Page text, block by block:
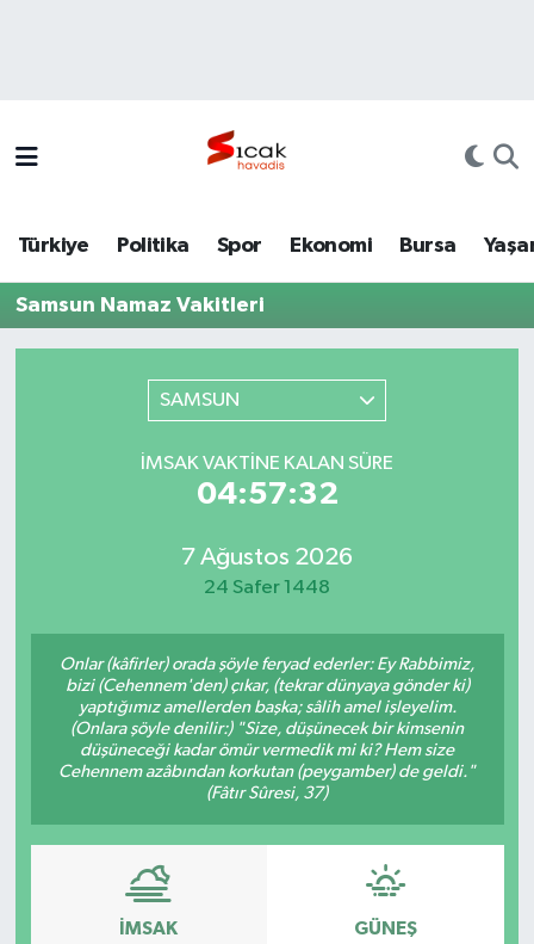
Türkiye Politika Spor Ekonomi Bursa
Samsun Namaz Vakitleri
SAMSUN
İMSAK VAKTINE KALAN SÜRE
04:57:32
7 Ağustos 2026
24 Safer 1448
Onlar (kâfirler) orada şöyle feryad ederler: Ey Rabbimiz,
bizi (Cehennem'den) çıkar, (tekrar dünyaya gönder ki)
yaptığımız amellerden başka; sâlih amel işleyelim.
(Onlara şöyle denilir:) "Size, düşünecek bir kimsenin
düşüneceği kadar ömür vermedik mi ki? Hem size
Cehennem azâbından korkutan (peygamber) de geldi."
(Fâtır Sûresi, 37)
İMSAK GÜNEŞ
Politika
Sağlık
Dünya
Magazin
Gündem
Kültür & Sanat
Tüm Manşetler
Son Dakika Haberleri
Haber Arşivi